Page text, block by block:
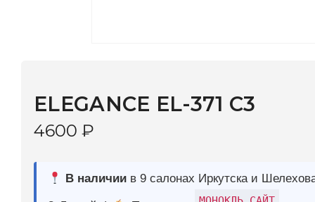
3–5 дней | Промокод — скидка 10%